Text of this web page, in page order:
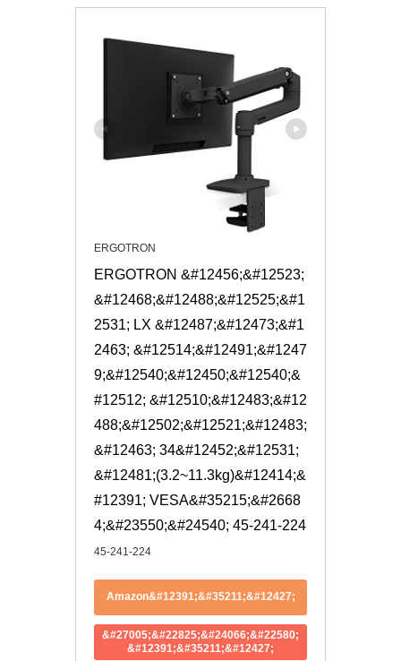
ERGOTRON
ERGOTRON &#12456;&#12523;
&#12468;&#12488;&#12525;&#1
2531; LX &#12487;&#12473;&#1
2463; &#12514;&#12491;&#1247
9;&#12540;&#12450;&#12540;&
#12512; &#12510;&#12483;&#12
488;&#12502;&#12521;&#12483;
&#12463; 34&#12452;&#12531;
&#12481;(3.2~11.3kg)&#12414;&
#12391; VESA&#35215;&#2668
4;&#23550;&#24540; 45-241-224
45-241-224
Amazon&#12391;&#35211;&#12427;
&#27005;&#22825;&#24066;&#22580;
&#12391;&#35211;&#12427;